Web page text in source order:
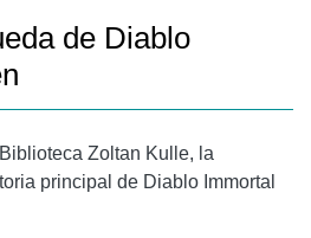
de Diablo
Zoltan Kulle, la
principal de Diablo Immortal